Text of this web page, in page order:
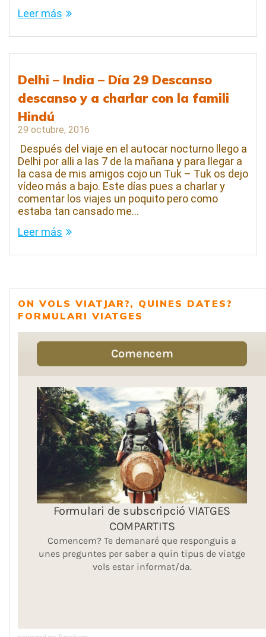
Leer más
Delhi – India – Día 29 Descanso
descanso y a charlar con la famili
Hindú
29 octubre, 2016
Después del viaje en el autocar nocturno llego a
Delhi por alli a las 7 de la mañana y para llegar a
la casa de mis amigos cojo un Tuk – Tuk os dejo
vídeo más a bajo. Este días pues a charlar y
comentar los viajes un poquito pero como
estaba tan cansado me…
Leer más
ON VOLS VIATJAR?, QUINES DATES?
FORMULARI VIATGES